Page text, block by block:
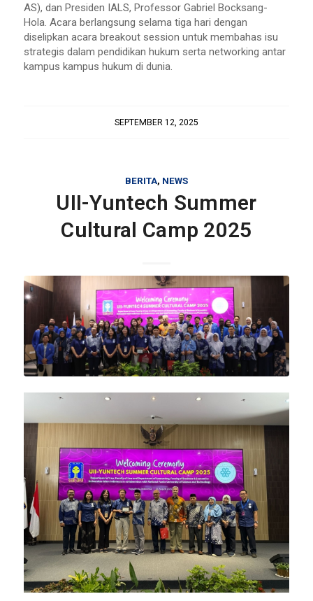
AS), dan Presiden IALS, Professor Gabriel Bocksang-
Hola. Acara berlangsung selama tiga hari dengan
diselipkan acara breakout session untuk membahas isu
strategis dalam pendidikan hukum serta networking antar
kampus kampus hukum di dunia.
SEPTEMBER 12, 2025
BERITA, NEWS
UII-Yuntech Summer
Cultural Camp 2025